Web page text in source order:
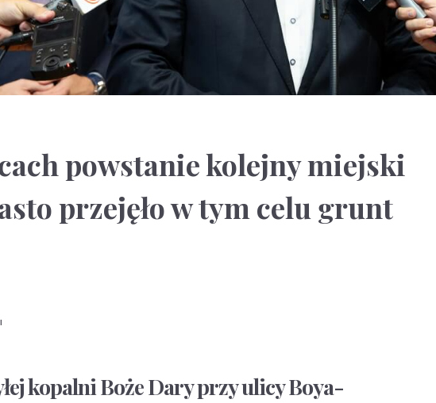
powstanie kolejny miejski
przejęło w tym celu grunt
kopalni Boże Dary przy ulicy Boya-